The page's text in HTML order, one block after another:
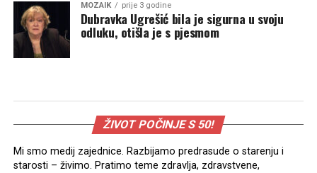
MOZAIK prije 3 godine
Dubravka Ugrešić bila je sigurna u svoju
odluku, otišla je s pjesmom
ŽIVOT POČINJE S 50!
Mi smo medij zajednice. Razbijamo predrasude o starenju i
starosti – živimo. Pratimo teme zdravlja, zdravstvene,